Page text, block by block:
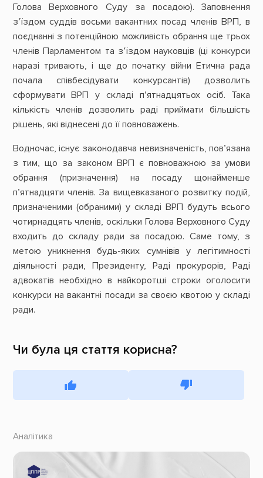
Голова Верховного Суду за посадою). Заповнення
з’їздом суддів восьми вакантних посад членів ВРП, в
поєднанні з потенційною можливість обрання ще трьох
членів Парламентом та з’їздом науковців (ці конкурси
наразі тривають, і ще до початку війни Етична рада
почала співбесідувати конкурсантів) дозволить
сформувати ВРП у складі п’ятнадцятьох осіб. Така
кількість членів дозволить раді приймати більшість
рішень, які віднесені до її повноважень.
Водночас, існує законодавча невизначеність, пов’язана
з тим, що за законом ВРП є повноважною за умови
обрання (призначення) на посаду щонайменше
п’ятнадцяти членів. За вищевказаного розвитку подій,
призначеними (обраними) у складі ВРП будуть всього
чотирнадцять членів, оскільки Голова Верховного Суду
входить до складу ради за посадою. Саме тому, з
метою уникнення будь-яких сумнівів у легітимності
діяльності ради, Президенту, Раді прокурорів, Раді
адвокатів необхідно в найкоротші строки оголосити
конкурси на вакантні посади за своєю квотою у складі
ради.
Чи була ця стаття корисна?
Аналітика